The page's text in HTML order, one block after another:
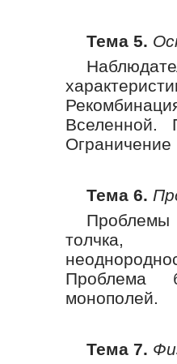
Тема 5.
Вселенной.
Ограничение
Тема 6.
Проблемы
толчка,
Проблема
монополей.
Тема 7.